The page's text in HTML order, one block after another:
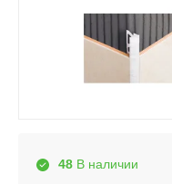
48 В наличии